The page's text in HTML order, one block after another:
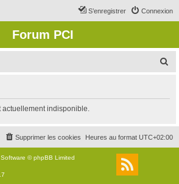
Connexion
S’enregistrer
Forum PCI
r
c
actuellement indisponible.
Heures au format UTC+02:00
Supprimer les cookies
© phpBB Limited